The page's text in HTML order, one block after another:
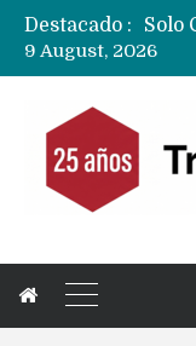
Destacado :
9 August, 2026